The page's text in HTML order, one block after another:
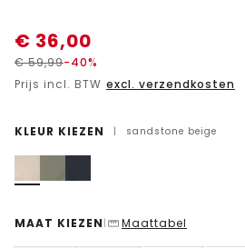
€ 36,00
€59,99-40%
Prijs incl. BTW excl. verzendkosten
KLEUR KIEZEN | sandstone beige
MAAT KIEZEN | Maattabel